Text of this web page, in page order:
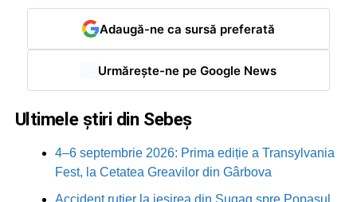
Adaugă-ne ca sursă preferată
Urmărește-ne pe Google News
Ultimele știri din Sebeș
4–6 septembrie 2026: Prima ediție a Transylvania
Fest, la Cetatea Greavilor din Gârbova